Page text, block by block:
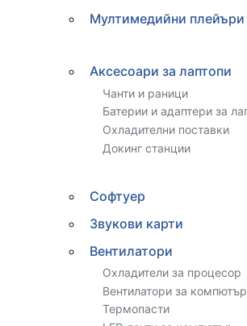
Мултимедийни плейъри
Аксесоари за лаптопи
Чанти и раници
Батерии и адаптери за
Охладителни поставки
Докинг станции
Софтуер
Звукови карти
Вентилатори
Охладители за процесор
Вентилатори за компютър
Термопасти